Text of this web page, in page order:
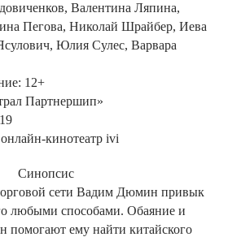
Валентина Ляпина,
Пегова, Николай Шрайбер, Иева
Юлия Сулес, Варвара
12+
Партнершип»
кинотеатр ivi
Синопсис
сети Вадим Дюмин привык
любыми способами. Обаяние и
помогают ему найти китайского